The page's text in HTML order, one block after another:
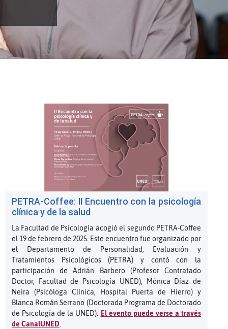
PETRA-Coffee: II Encuentro con la psicología
clínica y de la salud
La Facultad de Psicología acogió el segundo PETRA-Coffee
el 19 de febrero de 2025. Este encuentro fue organizado por
el Departamento de Personalidad, Evaluación y
Tratamientos Psicológicos (PETRA) y contó con la
participación de Adrián Barbero (Profesor Contratado
Doctor, Facultad de Psicología UNED), Mónica Díaz de
Neira (Psicóloga Clínica, Hospital Puerta de Hierro) y
Blanca Román Serrano (Doctorada Programa de Doctorado
de Psicología de la UNED). El evento puede verse a través
de CanalUNED